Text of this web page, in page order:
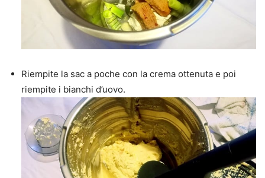
Riempite la sac a poche con la crema ottenuta e poi
riempite i bianchi d’uovo.